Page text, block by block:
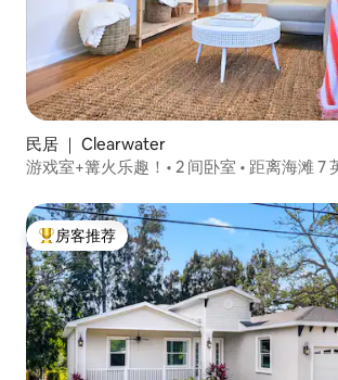
民居 ｜ Clearwater
游戏室+篝火乐趣！• 2 间卧室 • 距离海滩 7
热门「房客推荐」
房客推荐